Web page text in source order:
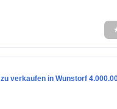
verkaufen in Wunstorf